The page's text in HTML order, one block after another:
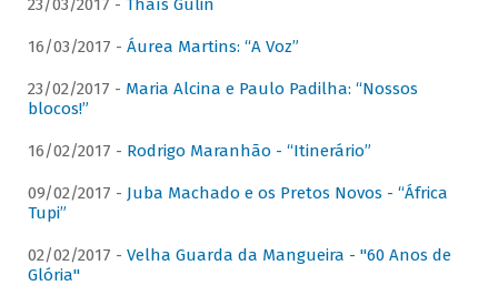
23/03/2017 - Thaís Gulin
16/03/2017 - Áurea Martins: “A Voz”
23/02/2017 - Maria Alcina e Paulo Padilha: “Nossos
blocos!”
16/02/2017 - Rodrigo Maranhão - “Itinerário”
09/02/2017 - Juba Machado e os Pretos Novos - “África
Tupi”
02/02/2017 - Velha Guarda da Mangueira - "60 Anos de
Glória"